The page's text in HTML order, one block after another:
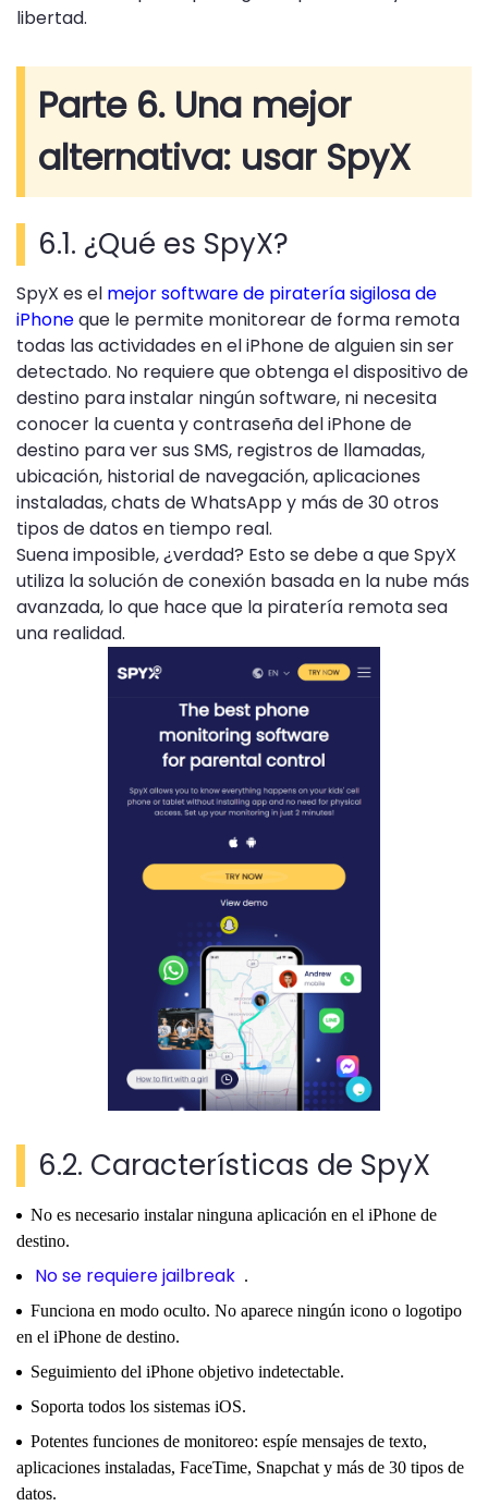
libertad.
Parte 6. Una mejor
alternativa: usar SpyX
6.1. ¿Qué es SpyX?
SpyX es el mejor software de piratería sigilosa de
iPhoneque le permite monitorear de forma remota
todas las actividades en el iPhone de alguien sin ser
detectado. No requiere que obtenga el dispositivo de
destino para instalar ningún software, ni necesita
conocer la cuenta y contraseña del iPhone de
destino para ver sus SMS, registros de llamadas,
ubicación, historial de navegación, aplicaciones
instaladas, chats de WhatsApp y más de 30 otros
tipos de datos en tiempo real.
Suena imposible, ¿verdad? Esto se debe a que SpyX
utiliza la solución de conexión basada en la nube más
avanzada, lo que hace que la piratería remota sea
una realidad.
6.2. Características de SpyX
No es necesario instalar ninguna aplicación en el iPhone de
destino.
No se requiere jailbreak .
Funciona en modo oculto. No aparece ningún icono o logotipo
en el iPhone de destino.
Seguimiento del iPhone objetivo indetectable.
Soporta todos los sistemas iOS.
Potentes funciones de monitoreo: espíe mensajes de texto,
aplicaciones instaladas, FaceTime, Snapchat y más de 30 tipos de
datos.